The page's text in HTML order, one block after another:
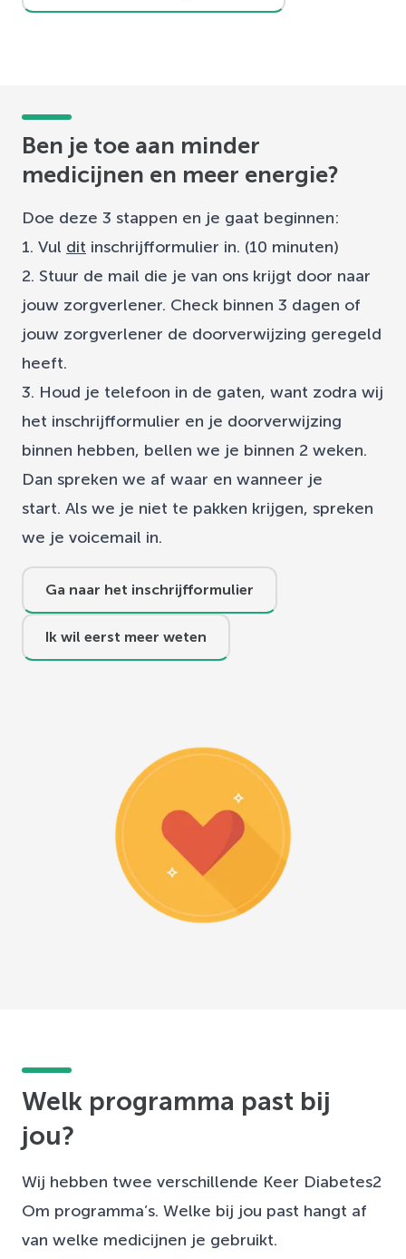
Ben je toe aan minder
medicijnen en meer energie?
Doe deze 3 stappen en je gaat beginnen:
1. Vul dit inschrijfformulier in. (10 minuten)
2. Stuur de mail die je van ons krijgt door naar
jouw zorgverlener. Check binnen 3 dagen of
jouw zorgverlener de doorverwijzing geregeld
heeft.
3. Houd je telefoon in de gaten, want zodra wij
het inschrijfformulier en je doorverwijzing
binnen hebben, bellen we je binnen 2 weken.
Dan spreken we af waar en wanneer je
start. Als we je niet te pakken krijgen, spreken
we je voicemail in.
Ga naar het inschrijfformulier
Ik wil eerst meer weten
Welk programma past bij
jou?
Wij hebben twee verschillende Keer Diabetes2
Om programma’s. Welke bij jou past hangt af
van welke medicijnen je gebruikt.